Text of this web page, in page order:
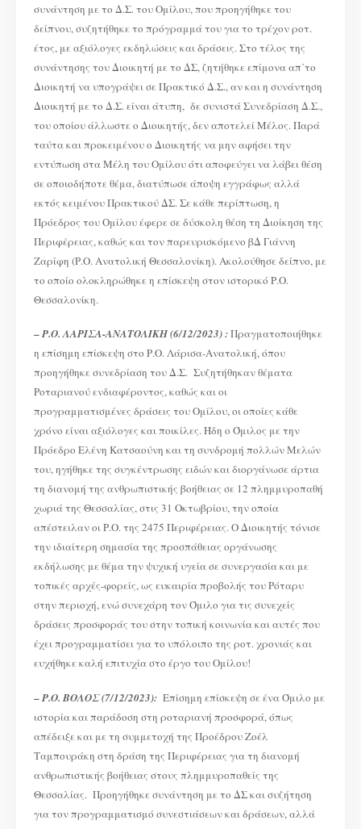
συνάντηση με το Δ.Σ. του Ομίλου, που προηγήθηκε του
δείπνου, συζητήθηκε το πρόγραμμά του για το τρέχον ροτ.
έτος, με αξιόλογες εκδηλώσεις και δράσεις. Στο τέλος της
συνάντησης του Διοικητή με το ΔΣ, ζητήθηκε επίμονα απ΄το
Διοικητή να υπογράψει σε Πρακτικό Δ.Σ., αν και η συνάντηση
Διοικητή με το Δ.Σ. είναι άτυπη, δε συνιστά Συνεδρίαση Δ.Σ.,
του οποίου άλλωστε ο Διοικητής, δεν αποτελεί Μέλος. Παρά
ταύτα και προκειμένου ο Διοικητής να μην αφήσει την
εντύπωση στα Μέλη του Ομίλου ότι αποφεύγει να λάβει θέση
σε οποιοδήποτε θέμα, διατύπωσε άποψη εγγράφως αλλά
εκτός κειμένου Πρακτικού ΔΣ. Σε κάθε περίπτωση, η
Πρόεδρος του Ομίλου έφερε σε δύσκολη θέση τη Διοίκηση της
Περιφέρειας, καθώς και τον παρευρισκόμενο βΔ Γιάννη
Ζαρίφη (Ρ.Ο. Ανατολική Θεσσαλονίκη). Ακολούθησε δείπνο, με
το οποίο ολοκληρώθηκε η επίσκεψη στον ιστορικό Ρ.Ο.
Θεσσαλονίκη.
–Ρ.Ο. ΛΑΡΙΣΑ-ΑΝΑΤΟΛΙΚΗ (6/12/2023) :Πραγματοποιήθηκε
η επίσημη επίσκεψη στο Ρ.Ο. Λάρισα-Ανατολική, όπου
προηγήθηκε συνεδρίαση του Δ.Σ. Συζητήθηκαν θέματα
Ροταριανού ενδιαφέροντος, καθώς και οι
προγραμματισμένες δράσεις του Ομίλου, οι οποίες κάθε
χρόνο είναι αξιόλογες και ποικίλες. Ήδη ο Όμιλος με την
Πρόεδρο Ελένη Κατσαούνη και τη συνδρομή πολλών Μελών
του, ηγήθηκε της συγκέντρωσης ειδών και διοργάνωσε άρτια
τη διανομή της ανθρωπιστικής βοήθειας σε 12 πλημμυροπαθή
χωριά της Θεσσαλίας, στις 31 Οκτωβρίου, την οποία
απέστειλαν οι Ρ.Ο. της 2475 Περιφέρειας. O Διοικητής τόνισε
την ιδιαίτερη σημασία της προσπάθειας οργάνωσης
εκδήλωσης με θέμα την ψυχική υγεία σε συνεργασία και με
τοπικές αρχές-φορείς, ως ευκαιρία προβολής του Ρόταρυ
στην περιοχή, ενώ συνεχάρη τον Όμιλο για τις συνεχείς
δράσεις προσφοράς του στην τοπική κοινωνία και αυτές που
έχει προγραμματίσει για το υπόλοιπο της ροτ. χρονιάς και
ευχήθηκε καλή επιτυχία στο έργο του Ομίλου!
–Ρ.Ο. ΒΟΛΟΣ (7/12/2023): Επίσημη επίσκεψη σε ένα Όμιλο με
ιστορία και παράδοση στη ροταριανή προσφορά, όπως
απέδειξε και με τη συμμετοχή της Προέδρου Ζοέλ
Ταμπουράκη στη δράση της Περιφέρειας για τη διανομή
ανθρωπιστικής βοήθειας στους πλημμυροπαθείς της
Θεσσαλίας. Προηγήθηκε συνάντηση με το ΔΣ και συζήτηση
για τον προγραμματισμό συνεστιάσεων και δράσεων, αλλά